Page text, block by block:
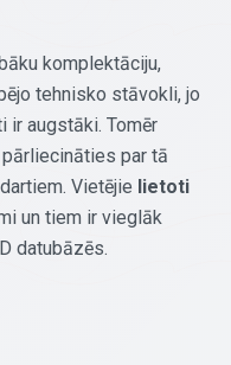
komplektāciju,
tehnisko stāvokli, jo
ir augstāki. Tomēr
par tā
Vietējie lietoti
un tiem ir vieglāk
datubāzēs.